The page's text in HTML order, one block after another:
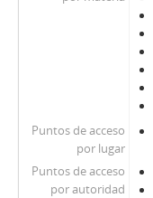
Puntos de acceso
por lugar
Puntos de acceso
por autoridad